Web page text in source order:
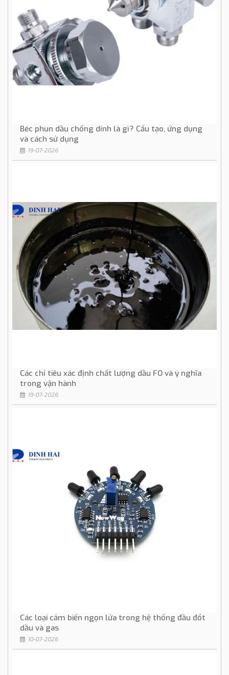
Béc phun dầu chống dính là gì? Cấu tạo, ứng dụng
và cách sử dụng
19-07-2026
Các chỉ tiêu xác định chất lượng dầu FO và ý nghĩa
trong vận hành
19-07-2026
Các loại cảm biến ngọn lửa trong hệ thống đầu đốt
dầu và gas
10-07-2026